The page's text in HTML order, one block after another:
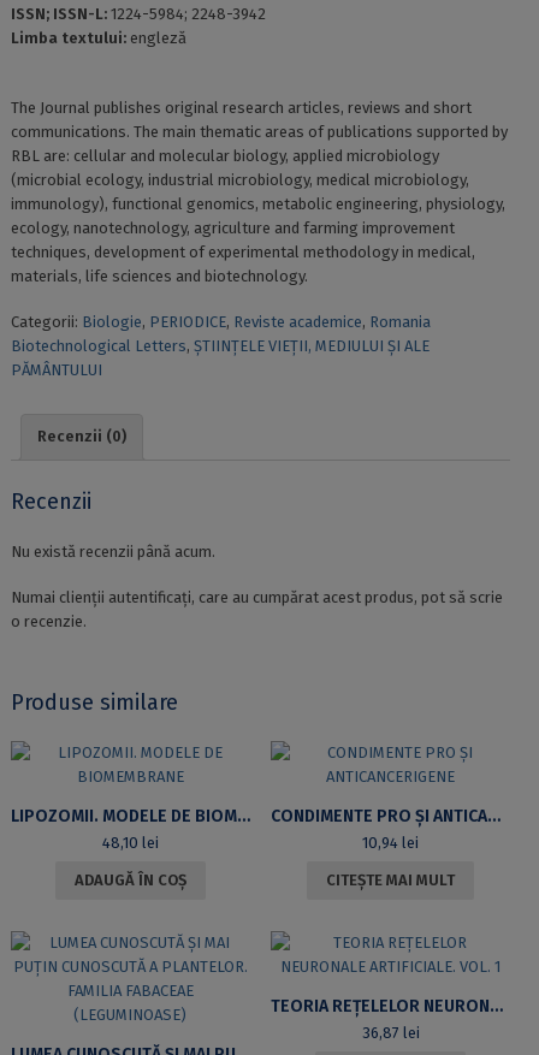
ISSN; ISSN-L: 1224-5984; 2248-3942
Limba textului: engleză
The Journal publishes original research articles, reviews and short
communications. The main thematic areas of publications supported by
RBL are: cellular and molecular biology, applied microbiology
(microbial ecology, industrial microbiology, medical microbiology,
immunology), functional genomics, metabolic engineering, physiology,
ecology, nanotechnology, agriculture and farming improvement
techniques, development of experimental methodology in medical,
materials, life sciences and biotechnology.
Categorii: Biologie, PERIODICE, Reviste academice, Romania
Biotechnological Letters, ȘTIINȚELE VIEȚII, MEDIULUI ȘI ALE
PĂMÂNTULUI
Recenzii (0)
Recenzii
Nu există recenzii până acum.
Numai clienții autentificați, care au cumpărat acest produs, pot să scrie
o recenzie.
Produse similare
LIPOZOMII. MODELE DE BIOMEMBRANE
48,10 lei
ADAUGĂ ÎN COȘ
CONDIMENTE PRO ȘI ANTICANCERIGENE
10,94 lei
CITEȘTE MAI MULT
TEORIA REȚELELOR NEURONALE ARTIFICIALE. VOL. 1
36,87 lei